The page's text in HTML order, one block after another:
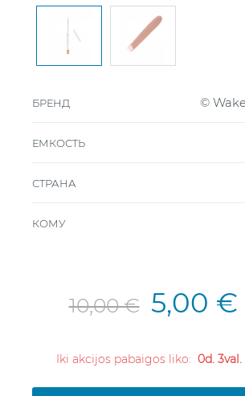
БРЕНД ©
ЕМКОСТЬ
СТРАНА
КОМУ
10,00 € 5,00 €
Iki akcijos pabaigos liko: 0d. 3val.